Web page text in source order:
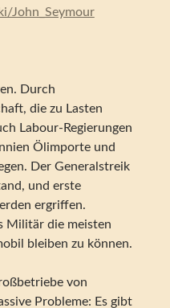
John_Seymour
Durch
die zu Lasten
Labour-Regierungen
Ölimporte und
Der Generalstreik
und erste
ergriffen.
Militär die meisten
bleiben zu können.
von
Probleme: Es gibt